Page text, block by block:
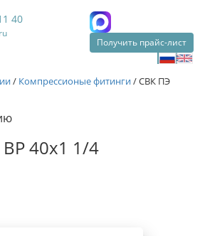
40
Получить прайс-лист
/ Компрессионые фитинги/СВК ПЭ
40х1 1/4